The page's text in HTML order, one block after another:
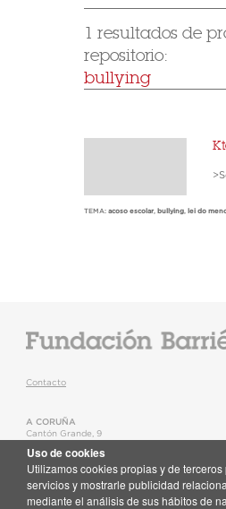
1 resultados de
repositorio:
bullying
TEMA: acoso escolar, bullying, lei do
Contacto
A CORUÑA
Cantón Grande, 9
T.+34 981 22 15 25
Mapa
Uso de cookies
Utilizamos cookies propias y de
servicios y mostrarle publicidad
mediante el análisis de sus hábitos de